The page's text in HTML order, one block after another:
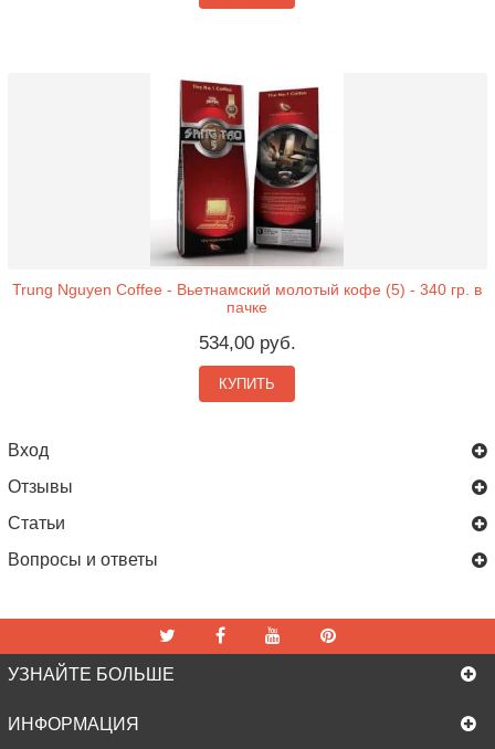
Trung Nguyen Coffee - Вьетнамский молотый кофе (5) - 340 гр. в
пачке
534,00 руб.
КУПИТЬ
Вход
Отзывы
Статьи
Вопросы и ответы
УЗНАЙТЕ БОЛЬШЕ
ИНФОРМАЦИЯ